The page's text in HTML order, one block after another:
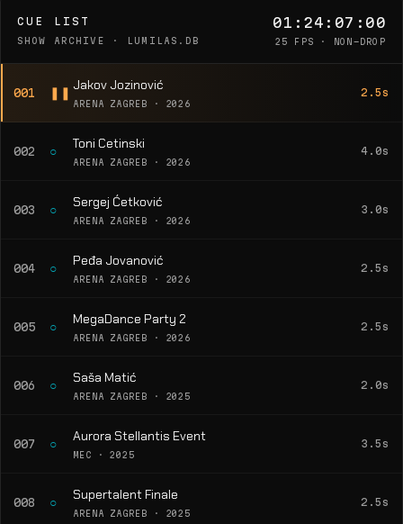
CUE LIST
SHOW ARCHIVE · LUMILAS.DB
01:24:07:00
25 FPS · NON-DROP
001 ❚❚ Jakov Jozinović
ARENA ZAGREB · 2026
2.5s
002 ○ Toni Cetinski
ARENA ZAGREB · 2026
4.0s
003 ○ Sergej Ćetković
ARENA ZAGREB · 2026
3.0s
004 ○ Peđa Jovanović
ARENA ZAGREB · 2026
2.5s
005 ○ MegaDance Party 2
ARENA ZAGREB · 2026
2.5s
006 ○ Saša Matić
ARENA ZAGREB · 2025
2.0s
007 ○ Aurora Stellantis Event
MEC · 2025
3.5s
008 ○ Supertalent Finale
ARENA ZAGREB · 2025
2.5s